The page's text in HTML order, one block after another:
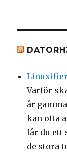
Varför
år
kan ofta
får du ett
de stora